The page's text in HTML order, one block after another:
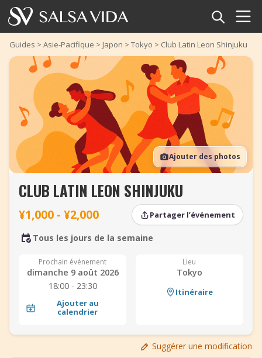
Accueil
Événements
Actualités
Articles
Vidéos
Glossaire
Boutique
TuneTempo
Ajouter un événement
Guides > Asie-Pacifique > Japon > Tokyo > Club Latin Leon Shinjuku
Ajouter des photos
CLUB LATIN LEON SHINJUKU
¥1,000 - ¥2,000 Partager l’événement
Tous les jours de la semaine
Prochain événement
dimanche 9 août 2026
18:00 - 23:30
Ajouter au
calendrier
Lieu
Tokyo
Itinéraire
Suggérer une modification